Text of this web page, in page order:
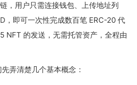
，用户只需连接钱包、上传地址列
，即可一次性完成数百笔 ERC-20 代
NFT 的发送，无需托管资产，全程由
弄清楚几个基本概念：